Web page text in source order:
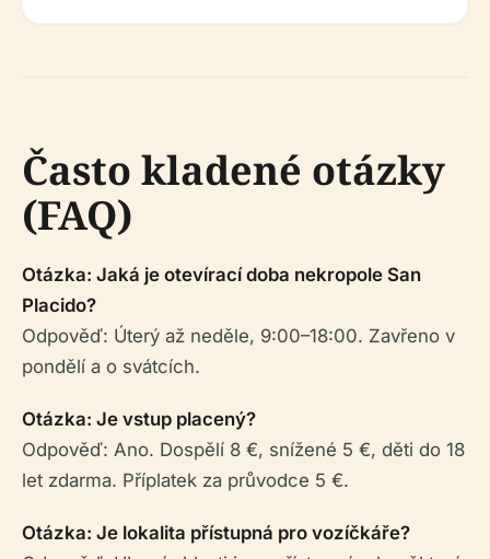
Často kladené otázky
(FAQ)
Otázka: Jaká je otevírací doba nekropole San
Placido?
Odpověď: Úterý až neděle, 9:00–18:00. Zavřeno v
pondělí a o svátcích.
Otázka: Je vstup placený?
Odpověď: Ano. Dospělí 8 €, snížené 5 €, děti do 18
let zdarma. Příplatek za průvodce 5 €.
Otázka: Je lokalita přístupná pro vozíčkáře?